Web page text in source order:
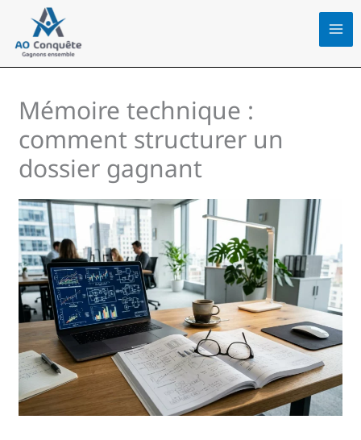
contenu
Mémoire technique :
comment structurer un
dossier gagnant